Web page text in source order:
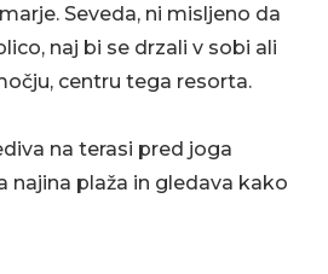
Seveda, ni misljeno da
naj bi se drzali v sobi ali
centru tega resorta.
na terasi pred joga
najina plaža in gledava kako